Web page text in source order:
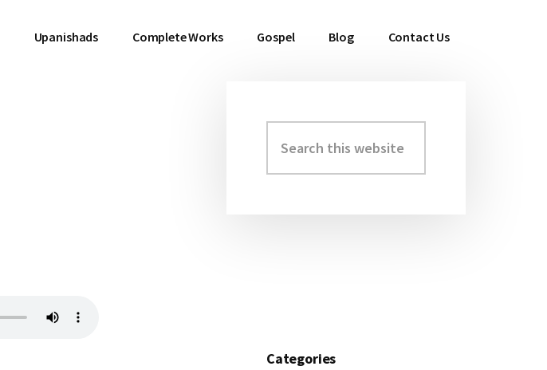
Upanishads Complete Works Gospel Blog Contact Us
Primary
Sidebar
this
website
Categories